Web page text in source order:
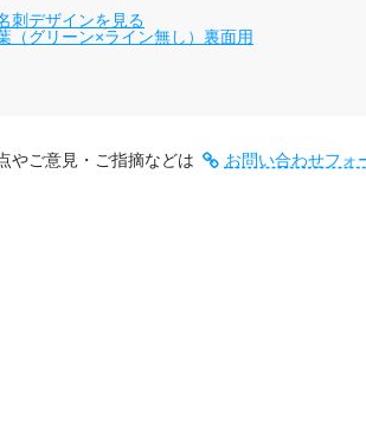
刺デザインを見る
（グリーン×ライン無し）裏面用
やご意見・ご指摘などは お問い合わせフォ